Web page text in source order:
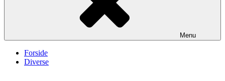
Menu
Forside
Diverse